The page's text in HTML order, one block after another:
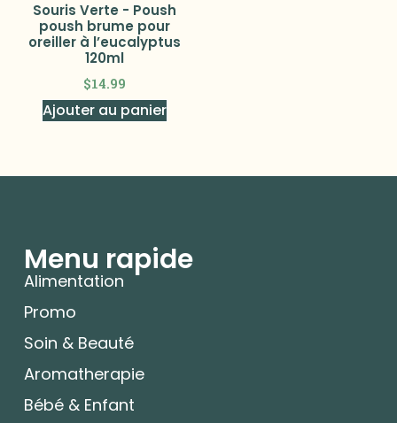
Souris Verte - Poush
poush brume pour
oreiller à l’eucalyptus
120ml
$14.99
Ajouter au panier
Menu rapide
Alimentation
Promo
Soin & Beauté
Aromatherapie
Bébé & Enfant